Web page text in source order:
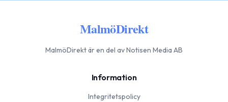
MalmöDirekt
MalmöDirektär en del av Notisen Media AB
Information
Integritetspolicy